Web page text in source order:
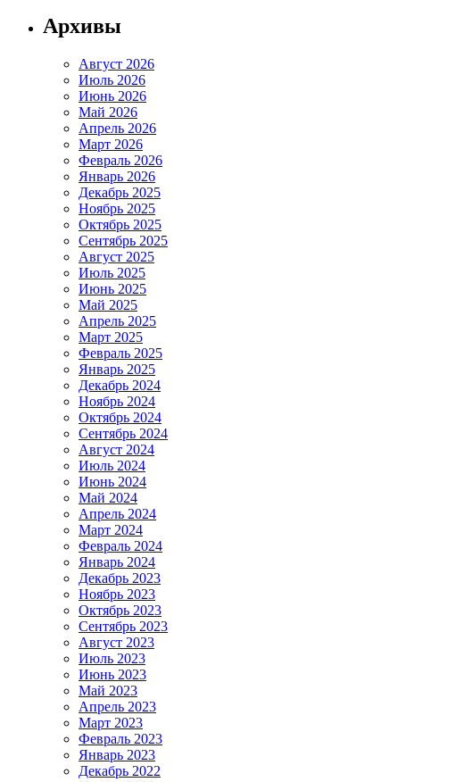
Архивы
Август 2026
Июль 2026
Июнь 2026
Май 2026
Апрель 2026
Март 2026
Февраль 2026
Январь 2026
Декабрь 2025
Ноябрь 2025
Октябрь 2025
Сентябрь 2025
Август 2025
Июль 2025
Июнь 2025
Май 2025
Апрель 2025
Март 2025
Февраль 2025
Январь 2025
Декабрь 2024
Ноябрь 2024
Октябрь 2024
Сентябрь 2024
Август 2024
Июль 2024
Июнь 2024
Май 2024
Апрель 2024
Март 2024
Февраль 2024
Январь 2024
Декабрь 2023
Ноябрь 2023
Октябрь 2023
Сентябрь 2023
Август 2023
Июль 2023
Июнь 2023
Май 2023
Апрель 2023
Март 2023
Февраль 2023
Январь 2023
Декабрь 2022